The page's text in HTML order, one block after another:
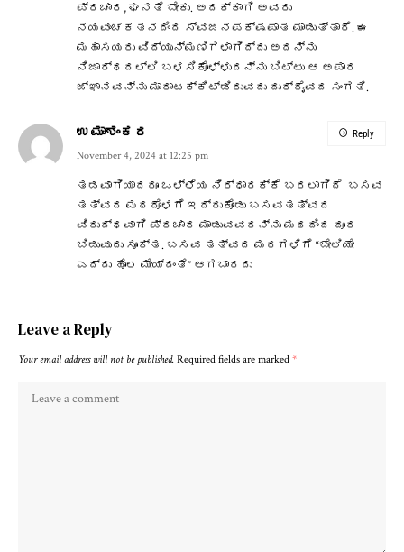
ಪ್ರಚಾರ, ಘನತೆ ಬೇಕು. ಅದಕ್ಕಾಗಿ ಅವರು
ನಯವಂಚಕತನದಿಂದ ಸ್ವಜನಪಕ್ಷಪಾತ ಮಾಡುತ್ತಾರೆ. ಈ
ಮಹಾಸಯರು ವಿದ್ಯುನ್ಮಣಿಗಳಾಗಿದ್ದು ಅದನ್ನು
ನಿಜಾರ್ಥದಲ್ಲಿ ಬಳಸಿಕೊಳ್ಳುದನ್ನು ಬಿಟ್ಟು ಆ ಅಪಾರ
ಜ್ಞಾನವನ್ನು ಮಾರಾಟಕ್ಕಿಟ್ಡಿರುವದು ದುರ್ದೈವದ ಸಂಗತಿ.
ಉಮಾಶಂಕರ
November 4, 2024 at 12:25 pm
ತಡವಾಗಿಯಾದರೂ ಒಳ್ಳೆಯ ನಿರ್ಧಾರಕ್ಕೆ ಬರಲಾಗಿದೆ. ಬಸವ
ತತ್ವದ ಮಠದೊಳಗೆ ಇದ್ದುಕೊಂಡು ಬಸವತತ್ವದ
ವಿರುದ್ಧವಾಗಿ ಪ್ರಚಾರ ಮಾಡುವವರನ್ನು ಮಠದಿಂದ ದೂರ
ಬಿಡುವುದು ಸೂಕ್ತ. ಬಸವ ತತ್ವದ ಮಠಗಳಿಗೆ “ಬೇಲಿಯೇ
ಎದ್ದು ಹೊಲ ಮೇಯ್ದಂತೆ” ಆಗಬಾರದು
Reply
Leave a Reply
Your email address will not be published. Required fields are marked *